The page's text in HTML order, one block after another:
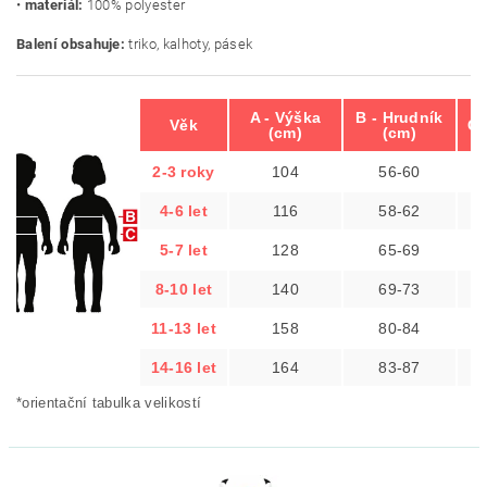
• materiál: 100% polyester
Balení obsahuje: triko, kalhoty, pásek
Věk
A - Výška
(cm)
B - Hrudník
(cm)
C
2-3 roky 104 56-60
4-6 let 116 58-62
5-7 let 128 65-69
8-10 let 140 69-73
11-13 let 158 80-84
14-16 let 164 83-87
*orientační tabulka velikostí